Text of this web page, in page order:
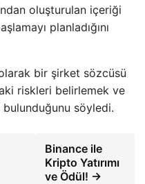
oluşturulan içeriği
planladığını
bir şirket sözcüsü
riskleri belirlemek ve
söyledi.
Binance ile
Kripto Yatırımı
ve Ödül! →